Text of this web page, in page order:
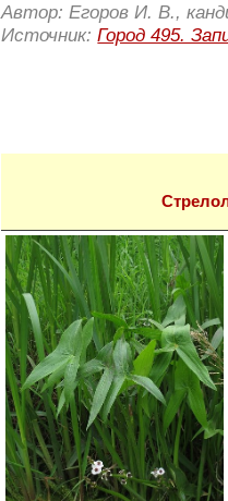
Автор: Егоров И. В.,
Источник:Город 495.